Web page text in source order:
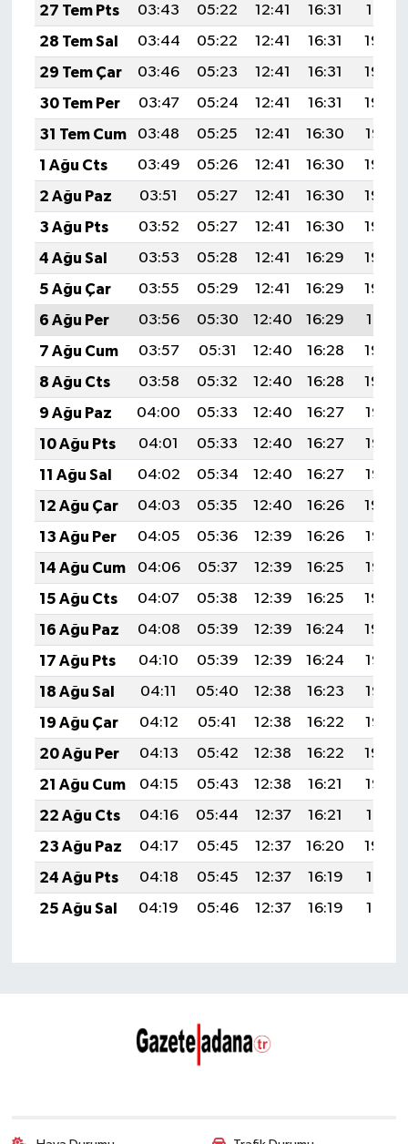
27 Tem Pts
03:43 05:22 12:41 16:31
19:51
28 Tem Sal
03:44 05:22 12:41 16:31
19:50
29 Tem Çar
03:46 05:23 12:41 16:31
19:49
30 Tem Per
03:47 05:24 12:41 16:31
19:48
31 Tem Cum
03:48 05:25 12:41 16:30
19:47
1 Ağu Cts
03:49 05:26 12:41 16:30
19:46
2 Ağu Paz
03:51 05:27 12:41 16:30
19:45
3 Ağu Pts
03:52 05:27 12:41 16:30
19:44
4 Ağu Sal
03:53 05:28 12:41 16:29
19:43
5 Ağu Çar
03:55 05:29 12:41 16:29
19:42
6 Ağu Per
03:56 05:30 12:40 16:29
19:41
7 Ağu Cum
03:57 05:31 12:40 16:28
19:40
8 Ağu Cts
03:58 05:32 12:40 16:28
19:39
9 Ağu Paz
04:00 05:33 12:40 16:27
19:38
10 Ağu Pts
04:01 05:33 12:40 16:27
19:36
11 Ağu Sal
04:02 05:34 12:40 16:27
19:35
12 Ağu Çar
04:03 05:35 12:40 16:26
19:34
13 Ağu Per
04:05 05:36 12:39 16:26
19:33
14 Ağu Cum
04:06 05:37 12:39 16:25
19:32
15 Ağu Cts
04:07 05:38 12:39 16:25
19:30
16 Ağu Paz
04:08 05:39 12:39 16:24
19:29
17 Ağu Pts
04:10 05:39 12:39 16:24
19:28
18 Ağu Sal
04:11 05:40 12:38 16:23
19:27
19 Ağu Çar
04:12 05:41 12:38 16:22
19:25
20 Ağu Per
04:13 05:42 12:38 16:22
19:24
21 Ağu Cum
04:15 05:43 12:38 16:21
19:23
22 Ağu Cts
04:16 05:44 12:37 16:21
19:21
23 Ağu Paz
04:17 05:45 12:37 16:20
19:20
24 Ağu Pts
04:18 05:45 12:37 16:19
19:19
25 Ağu Sal
04:19 05:46 12:37 16:19 19:17